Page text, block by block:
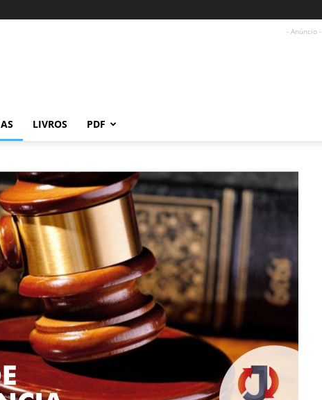
- Anúncio -
LIVROS PDF